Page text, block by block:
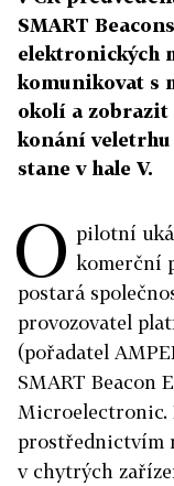
SMART
elektronických
komunikovat s
okolí a zobrazit
konání veletrhu
stane v hale V.
O pilotní
komerční
postará
provozovatel
(pořadatel
SMART Beacon
Microelectronic.
prostřednictvím
v chytrých